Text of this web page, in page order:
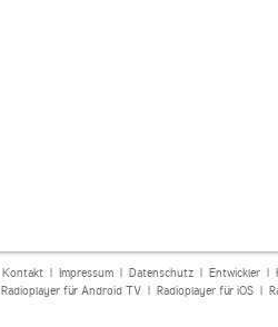
Kontakt| Impressum| Datenschutz| Entwickler|
Radioplayer für Android TV| Radioplayer für iOS|